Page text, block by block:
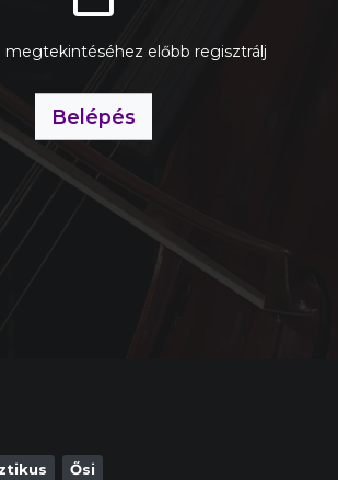
megtekintéséhez előbb regisztrálj
Belépés
Ősi